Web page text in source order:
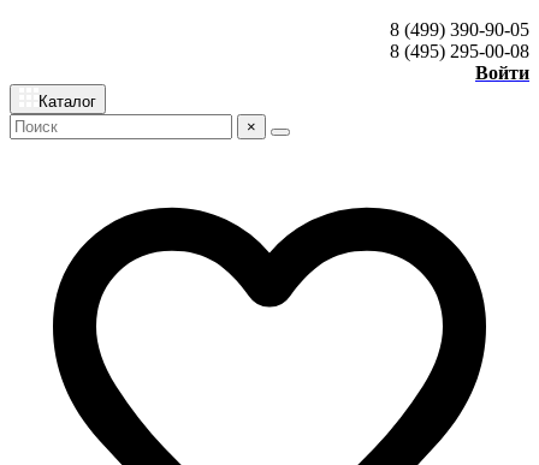
8 (499) 390-90-05
8 (495) 295-00-08
Войти
Каталог
×